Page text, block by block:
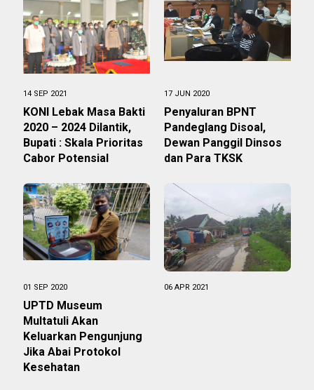
14 SEP 2021
KONI Lebak Masa Bakti
2020 – 2024 Dilantik,
Bupati : Skala Prioritas
Cabor Potensial
17 JUN 2020
Penyaluran BPNT
Pandeglang Disoal,
Dewan Panggil Dinsos
dan Para TKSK
01 SEP 2020
UPTD Museum
Multatuli Akan
Keluarkan Pengunjung
Jika Abai Protokol
Kesehatan
06 APR 2021